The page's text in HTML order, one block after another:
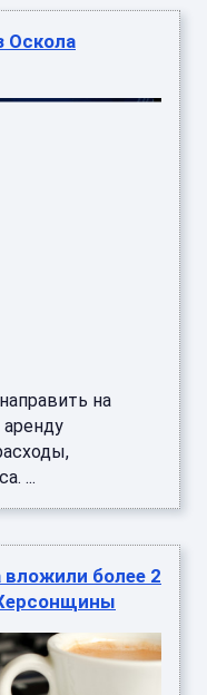
Оскола
на
аренду
...
вложили более 2